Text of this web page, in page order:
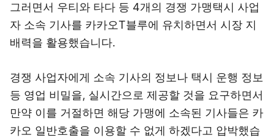
그러면서 우티와 타다 등 4개의 경쟁 가맹택시 사업
자 소속 기사를 카카오T블루에 유치하면서 시장 지
배력을 활용했습니다.
경쟁 사업자에게 소속 기사의 정보나 택시 운행 정보
등 영업 비밀을, 실시간으로 제공할 것을 요구하면서
만약 이를 거절하면 해당 가맹에 소속된 기사들은 카
카오 일반호출을 이용할 수 없게 하겠다고 압박했습